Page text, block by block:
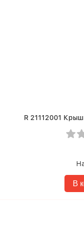
R 21112001
В